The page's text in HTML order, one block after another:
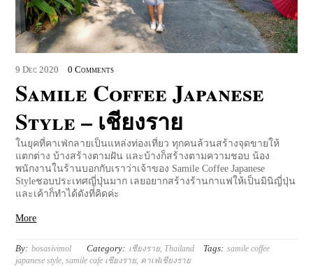
9 Dec 2020 0 Comments
Samile Coffee Japanese
Style – เชียงราย
ในยุคที่คาเฟ่กลายเป็นแหล่งท่องเที่ยว ทุกคนล้วนสร้างจุดขายให้
แตกต่าง บ้างสร้างตามฝัน และบ้างก็สร้างตามความชอบ น้อง
พนักงานในร้านบอกกับเราว่าเจ้าของ Samile Coffee Japanese
Styleชอบประเทศญี่ปุ่นมาก เลยอยากสร้างร้านกาแฟให้เป็นมินิญี่ปุ่น
และเค้าก็ทำได้ดังที่คิดค่ะ
More
By: bosasivimol Category: เชียงราย, Thailand Tags: samile coffee
japanese style ,samile cafe เชียงราย, คาเฟ่เชียงราย